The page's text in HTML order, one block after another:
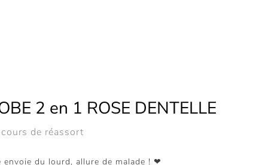
2 en 1 ROSE DENTELLE
cours de réassort
envoie du lourd, allure de malade ! ❤